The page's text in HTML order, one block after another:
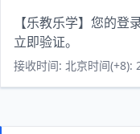
【乐教乐学】您的
立即验证。
接收时间: 北京时间(+8):